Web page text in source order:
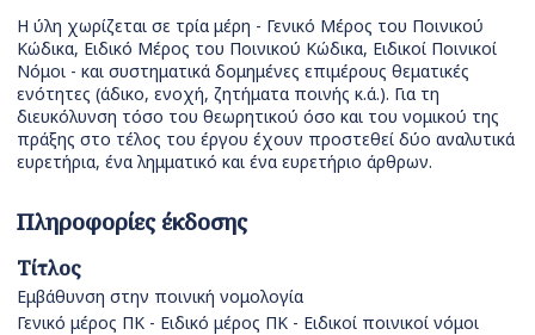
Η ύλη χωρίζεται σε τρία μέρη - Γενικό Μέρος του Ποινικού
Κώδικα, Ειδικό Μέρος του Ποινικού Κώδικα, Ειδικοί Ποινικοί
Νόμοι - και συστηματικά δομημένες επιμέρους θεματικές
ενότητες (άδικο, ενοχή, ζητήματα ποινής κ.ά.). Για τη
διευκόλυνση τόσο του θεωρητικού όσο και του νομικού της
πράξης στο τέλος του έργου έχουν προστεθεί δύο αναλυτικά
ευρετήρια, ένα λημματικό και ένα ευρετήριο άρθρων.
Πληροφορίες έκδοσης
Τίτλος
Εμβάθυνση στην ποινική νομολογία
Γενικό μέρος ΠΚ - Ειδικό μέρος ΠΚ - Ειδικοί ποινικοί νόμοι